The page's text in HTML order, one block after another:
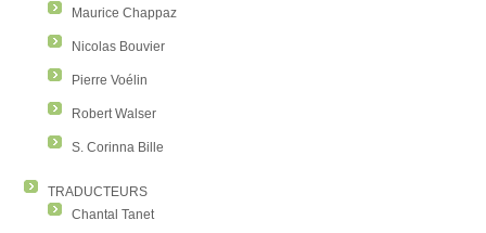
Maurice Chappaz
Nicolas Bouvier
Pierre Voélin
Robert Walser
S. Corinna Bille
TRADUCTEURS
Chantal Tanet